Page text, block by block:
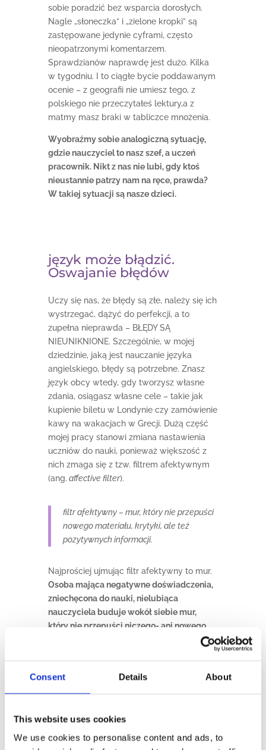
Consent Details About
This website uses cookies
We use cookies to personalise content and ads, to
sobie poradzić bez wsparcia dorosłych.
Nagle „słoneczka” i „zielone kropki” są
zastępowane jedynie cyframi, często
nieopatrzonymi komentarzem.
Sprawdzianów naprawdę jest dużo. Kilka
w tygodniu. I to ciągłe bycie poddawanym
ocenie – z geografii nie umiesz tego, z
polskiego nie przeczytałeś lektury,a z
matmy masz braki w tabliczce mnożenia.
Wyobraźmy sobie analogiczną sytuację,
gdzie nauczyciel to nasz szef, a uczeń
pracownik. Nikt z nas nie lubi, gdy ktoś
nieustannie patrzy nam na ręce, prawda?
W takiej sytuacji są nasze dzieci.
język może błądzić.
Oswajanie błędów
Uczy się nas, że błędy są złe, należy się ich
wystrzegać, dążyć do perfekcji, a to
zupełna nieprawda – BŁĘDY SĄ
NIEUNIKNIONE. Szczególnie, w mojej
dziedzinie, jaką jest nauczanie języka
angielskiego, błędy są potrzebne. Znasz
język obcy wtedy, gdy tworzysz własne
zdania, osiągasz własne cele – takie jak
kupienie biletu w Londynie czy zamówienie
kawy na wakacjach w Grecji. Dużą część
mojej pracy stanowi zmiana nastawienia
uczniów do nauki, ponieważ większość z
nich zmaga się z tzw. filtrem afektywnym
(ang. affective filter).
filtr afektywny– mur, który nie przepuści
nowego materiału, krytyki, ale też
pozytywnych informacji.
Najprościej ujmując filtr afektywny to mur.
Osoba mająca negatywne doświadczenia,
zniechęcona do nauki, nielubiąca
nauczyciela buduje wokół siebie mur,
który nie przepuści niczego- ani nowego
odblokować. Dlatego, ja nie stosuję ocen,
ani testów. Wydaje się to szalone, ale
wykorzystujemy swój potencjał wtedy, gdy
czujemy się bezpiecznie.